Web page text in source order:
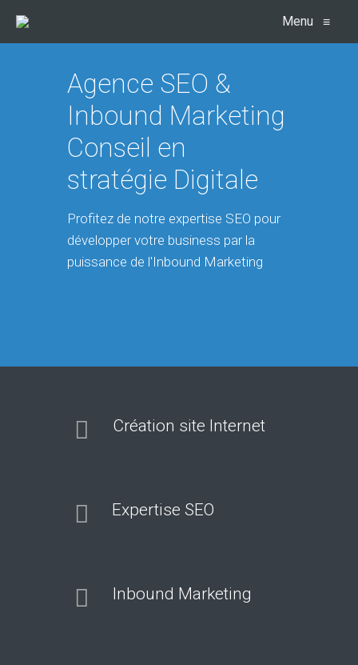
Menu ≡
Agence SEO &
Inbound Marketing
Conseil en
stratégie Digitale
Profitez de notre expertise SEO pour
développer votre business par la
puissance de l'Inbound Marketing
Création site Internet
Expertise SEO
Inbound Marketing